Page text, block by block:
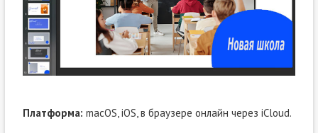
Платформа: macOS, iOS, в браузере онлайн через iCloud.